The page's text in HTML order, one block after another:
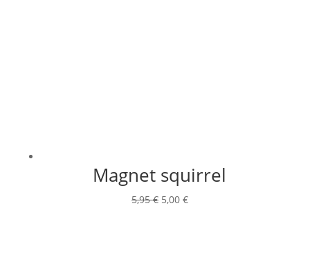
Magnet squirrel
5,95€ Ursprünglicher
5,00 €Aktueller